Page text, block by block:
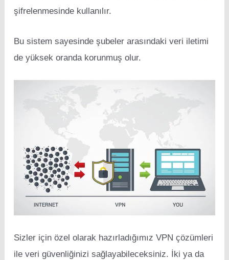
şifrelenmesinde kullanılır.
Bu sistem sayesinde şubeler arasındaki veri iletimi
de yüksek oranda korunmuş olur.
Sizler için özel olarak hazırladığımız VPN çözümleri
ile veri güvenliğinizi sağlayabileceksiniz. İki ya da